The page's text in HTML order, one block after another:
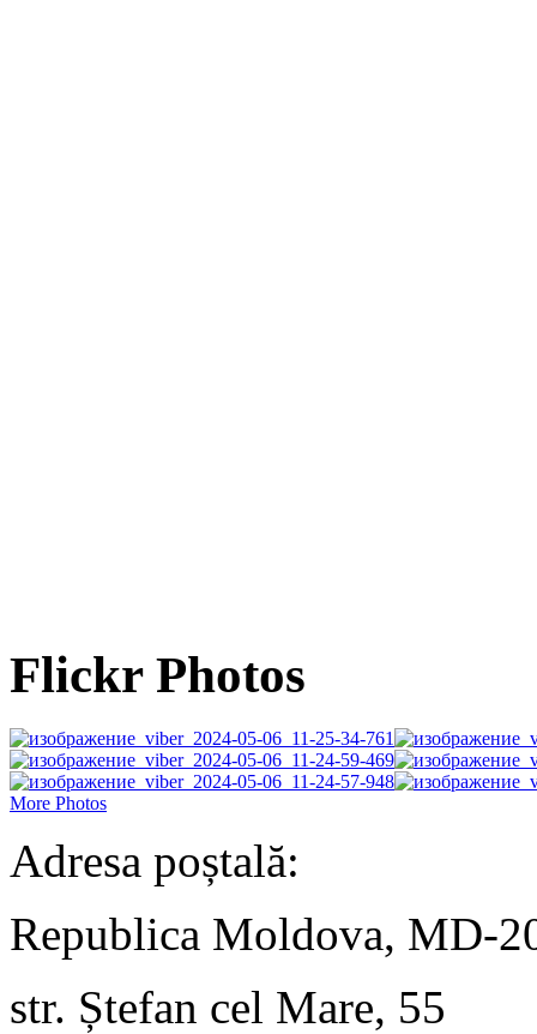
Flickr Photos
More Photos
Adresa poștală:
Republica Moldova, MD-
str. Ștefan cel Mare, 55